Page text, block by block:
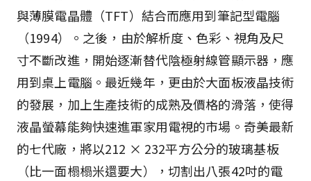
與薄膜電晶體（TFT）結合而應用到筆記型電腦
（1994）。之後，由於解析度、色彩、視角及尺
寸不斷改進，開始逐漸替代陰極射線管顯示器，應
用到桌上電腦。最近幾年，更由於大面板液晶技術
的發展，加上生產技術的成熟及價格的滑落，使得
液晶螢幕能夠快速進軍家用電視的市場。奇美最新
的七代廠，將以212 × 232平方公分的玻璃基板
（比一面榻榻米還要大），切割出八張42吋的電